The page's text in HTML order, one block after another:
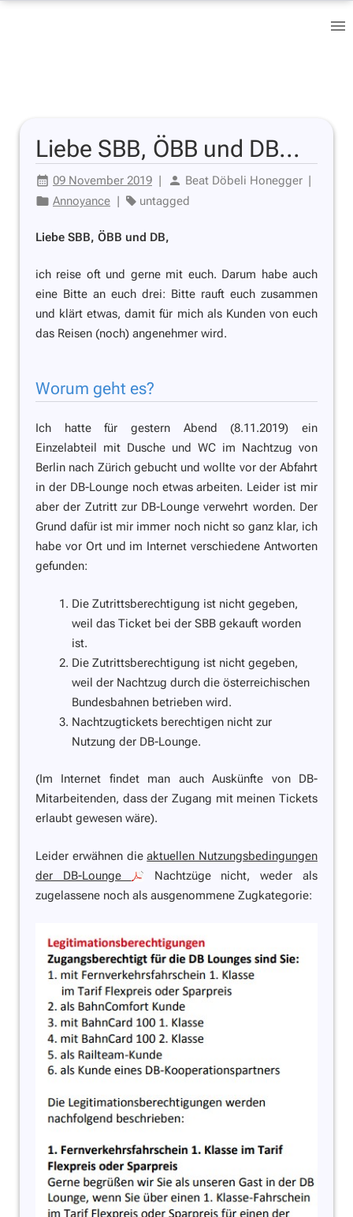
Liebe SBB, ÖBB und DB...
09 November 2019 | Beat Döbeli Honegger |
Annoyance | untagged
Liebe SBB, ÖBB und DB,
ich reise oft und gerne mit euch. Darum habe auch
eine Bitte an euch drei: Bitte rauft euch zusammen
und klärt etwas, damit für mich als Kunden von euch
das Reisen (noch) angenehmer wird.
Worum geht es?
Ich hatte für gestern Abend (8.11.2019) ein
Einzelabteil mit Dusche und WC im Nachtzug von
Berlin nach Zürich gebucht und wollte vor der Abfahrt
in der DB-Lounge noch etwas arbeiten. Leider ist mir
aber der Zutritt zur DB-Lounge verwehrt worden. Der
Grund dafür ist mir immer noch nicht so ganz klar, ich
habe vor Ort und im Internet verschiedene Antworten
gefunden:
Die Zutrittsberechtigung ist nicht gegeben,
weil das Ticket bei der SBB gekauft worden
ist.
Die Zutrittsberechtigung ist nicht gegeben,
weil der Nachtzug durch die österreichischen
Bundesbahnen betrieben wird.
Nachtzugtickets berechtigen nicht zur
Nutzung der DB-Lounge.
(Im Internet findet man auch Auskünfte von DB-
Mitarbeitenden, dass der Zugang mit meinen Tickets
erlaubt gewesen wäre).
Leider erwähnen dieaktuellen Nutzungsbedingungen
der DB-Lounge
Nachtzüge nicht, weder als
zugelassene noch als ausgenommene Zugkategorie: